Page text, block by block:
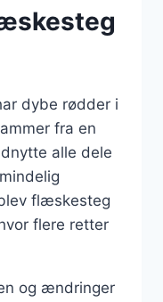
dybe rødder i
fra en
alle dele
flæskesteg
flere retter
og ændringer